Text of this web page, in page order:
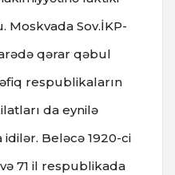
Sov.İKP-
qərar qəbul
respublikaların
da eynilə
idilər. Beləcə 1920-ci
71 il respublikada